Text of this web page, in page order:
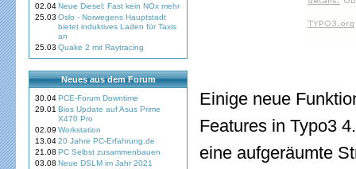
02.04Neue Diesel: Fast kein NOx mehr
25.03 Oslo - Norwegens Hauptstadt
bietet induktives Laden für Taxis
an
25.03 Quake 2 mit Raytracing
Neues aus dem Forum
30.04PCE-Forum Downtime
29.01 Bios Update auf Asus Prime
X470 Pro
02.09 Workstation
13.0420 Jahre PC-Erfahrung.de
21.08 PC Selbst zusammenbauen
03.08 Neue DSLM im Jahr 2021
Einige neue
Features in Typo3
eine aufgeräumte